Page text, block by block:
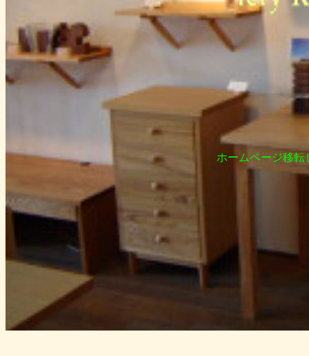
ホームページ移転